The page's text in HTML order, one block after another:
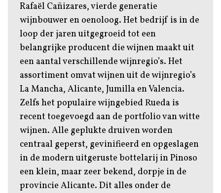
Rafaël Cañizares, vierde generatie
wijnbouwer en oenoloog. Het bedrijf is in de
loop der jaren uitgegroeid tot een
belangrijke producent die wijnen maakt uit
een aantal verschillende wijnregio’s. Het
assortiment omvat wijnen uit de wijnregio’s
La Mancha, Alicante, Jumilla en Valencia.
Zelfs het populaire wijngebied Rueda is
recent toegevoegd aan de portfolio van witte
wijnen. Alle geplukte druiven worden
centraal geperst, gevinifieerd en opgeslagen
in de modern uitgeruste bottelarij in Pinoso
een klein, maar zeer bekend, dorpje in de
provincie Alicante. Dit alles onder de